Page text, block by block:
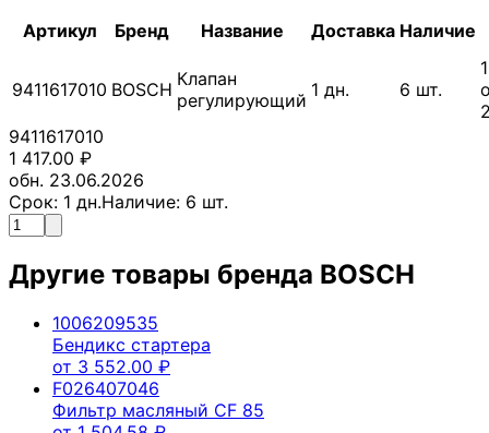
Артикул Бренд Название Доставка Наличие
9411617010 BOSCH Клапан
регулирующий 1 дн. 6 шт.
9411617010
1 417.00 ₽
обн. 23.06.2026
Срок: 1 дн.Наличие: 6 шт.
Другие товары бренда BOSCH
1006209535
Бендикс стартера
от 3 552.00 ₽
F026407046
Фильтр масляный CF 85